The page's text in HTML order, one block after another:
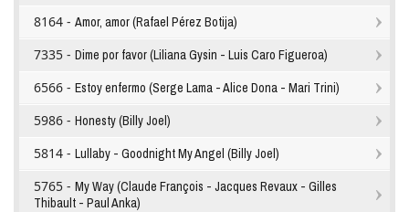
8164 - Amor, amor (Rafael Pérez Botija)
7335 - Dime por favor (Liliana Gysin - Luis Caro Figueroa)
6566 - Estoy enfermo (Serge Lama - Alice Dona - Mari Trini)
5986 - Honesty (Billy Joel)
5814 - Lullaby - Goodnight My Angel (Billy Joel)
5765 - My Way (Claude François - Jacques Revaux - Gilles
Thibault - Paul Anka)